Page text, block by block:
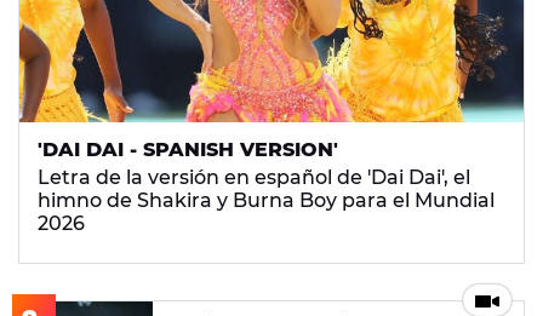
'DAI DAI - SPANISH VERSION'
Letra de la versión en español de 'Dai Dai', el
himno de Shakira y Burna Boy para el Mundial
2026